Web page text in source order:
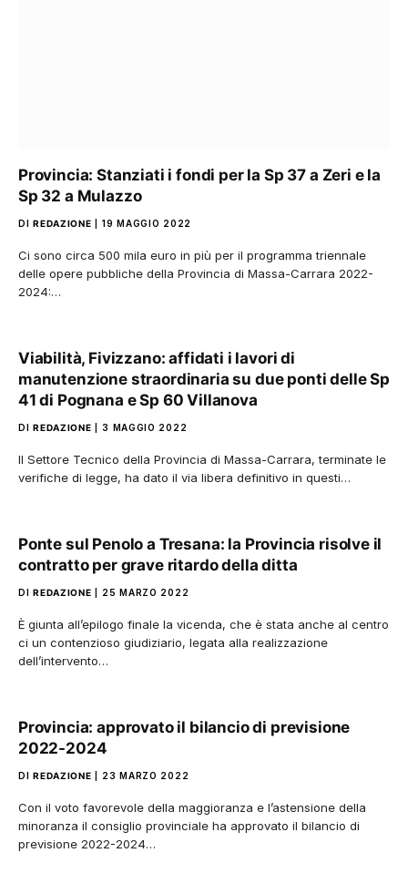
Provincia: Stanziati i fondi per la Sp 37 a Zeri e la
Sp 32 a Mulazzo
DI REDAZIONE 19 MAGGIO 2022
Ci sono circa 500 mila euro in più per il programma triennale
delle opere pubbliche della Provincia di Massa-Carrara 2022-
2024:…
Viabilità, Fivizzano: affidati i lavori di
manutenzione straordinaria su due ponti delle Sp
41 di Pognana e Sp 60 Villanova
DI REDAZIONE 3 MAGGIO 2022
Il Settore Tecnico della Provincia di Massa-Carrara, terminate le
verifiche di legge, ha dato il via libera definitivo in questi…
Ponte sul Penolo a Tresana: la Provincia risolve il
contratto per grave ritardo della ditta
DI REDAZIONE 25 MARZO 2022
È giunta all’epilogo finale la vicenda, che è stata anche al centro
ci un contenzioso giudiziario, legata alla realizzazione
dell’intervento…
Provincia: approvato il bilancio di previsione
2022-2024
DI REDAZIONE 23 MARZO 2022
Con il voto favorevole della maggioranza e l’astensione della
minoranza il consiglio provinciale ha approvato il bilancio di
previsione 2022-2024…